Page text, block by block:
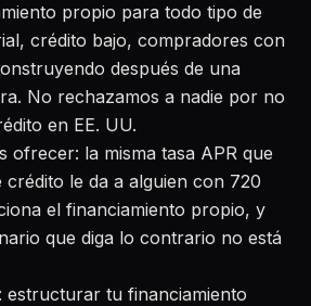
propio para todo tipo de
crédito bajo, compradores con
después de una
No rechazamos a nadie por no
en EE. UU.
ofrecer: la misma tasa APR que
le da a alguien con 720
el financiamiento propio, y
que diga lo contrario no está
estructurar tu financiamiento